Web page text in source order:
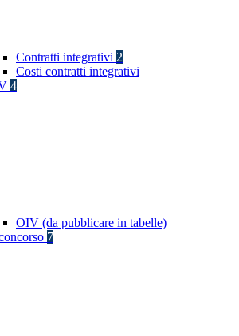
Contratti integrativi 2
Costi contratti integrativi
4
OIV (da pubblicare in tabelle)
7